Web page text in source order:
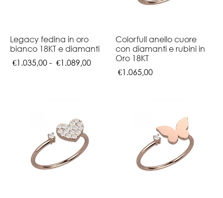
Legacy fedina in oro
bianco 18KT e diamanti
€1.035,00 - €1.089,00Fascia di
Colorfull anello cuore
con diamanti e rubini in
Oro 18KT
€1.065,00